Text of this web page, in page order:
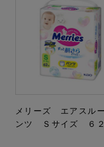
メリーズ エアスル
ンツ Ｓサイズ ６